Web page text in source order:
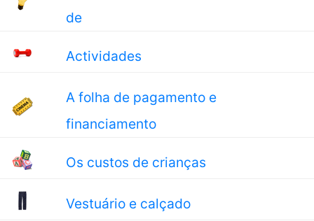
de
Actividades
A folha de pagamento e
financiamento
Os custos de crianças
Vestuário e calçado